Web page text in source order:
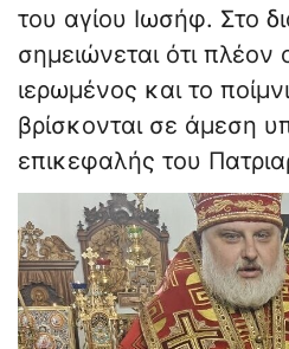
του αγίου Ιωσήφ. Στο
σημειώνεται ότι
ιερωμένος και το
βρίσκονται σε άμεση
επικεφαλής του